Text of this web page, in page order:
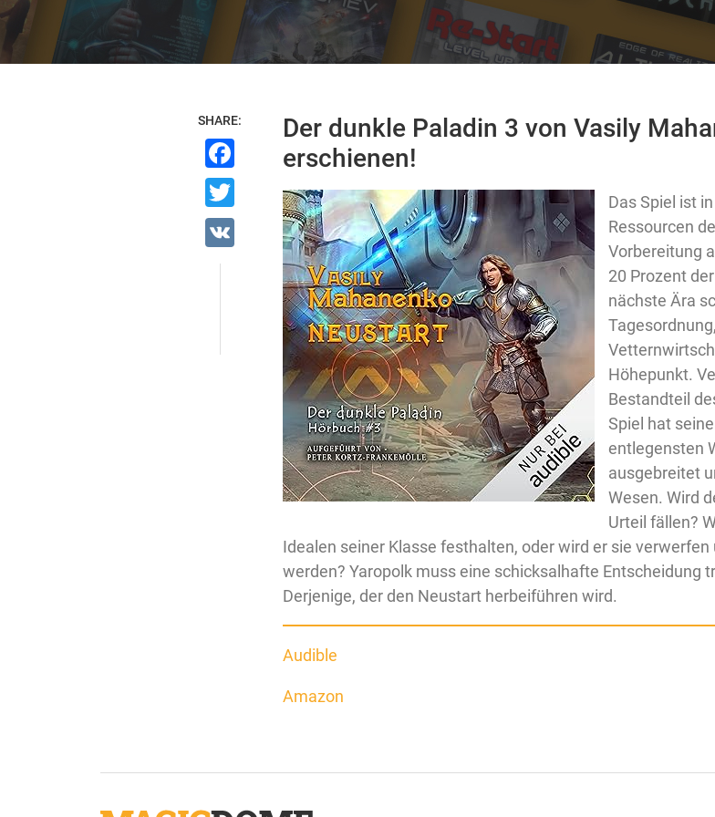
Der dunkle Paladin 3 von Vasily
erschienen!
Das Spiel ist
Ressourcen
Vorbereitung
20 Prozent
nächste Ära
Höhepunkt.
Bestandteil
Spiel hat
entlegensten
ausgebreitet
Wesen. Wird
Urteil fällen?
Idealen seiner Klasse festhalten, oder wird er sie
werden? Yaropolk muss eine schicksalhafte Entscheidung
Derjenige, der den Neustart herbeiführen wird.
Audible
Amazon
SHARE:
Facebook
Twitter